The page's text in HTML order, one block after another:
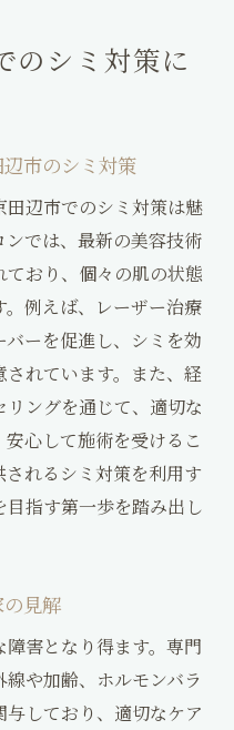
のシミ対策に
市のシミ対策
辺市でのシミ対策は魅
では、最新の美容技術
おり、個々の肌の状態
例えば、レーザー治療
ーを促進し、シミを効
れています。また、経
ングを通じて、適切な
心して施術を受けるこ
れるシミ対策を利用す
指す第一歩を踏み出し
見解
害となり得ます。専門
や加齢、ホルモンバラ
しており、適切なケア